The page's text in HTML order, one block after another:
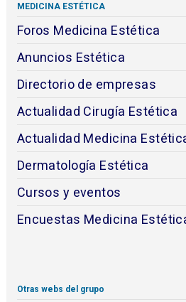
MEDICINA ESTÉTICA
Foros Medicina Estética
Anuncios Estética
Directorio de empresas
Actualidad Cirugía Estética
Actualidad Medicina
Dermatología Estética
Cursos y eventos
Encuestas Medicina
Otras webs del grupo